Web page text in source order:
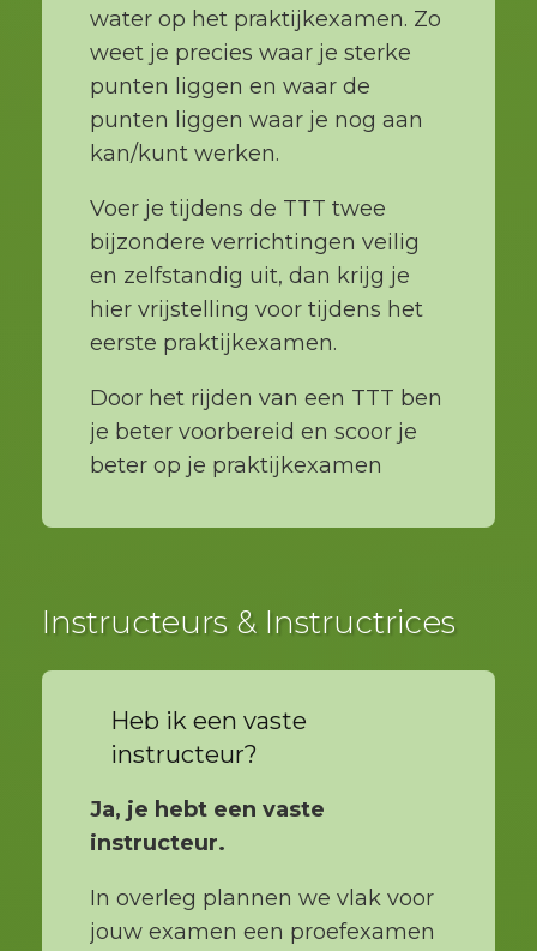
water op het praktijkexamen. Zo
weet je precies waar je sterke
punten liggen en waar de
punten liggen waar je nog aan
kan/kunt werken.
Voer je tijdens de TTT twee
bijzondere verrichtingen veilig
en zelfstandig uit, dan krijg je
hier vrijstelling voor tijdens het
eerste praktijkexamen.
Door het rijden van een TTT ben
je beter voorbereid en scoor je
beter op je praktijkexamen
Instructeurs & Instructrices
Heb ik een vaste
instructeur?
Ja, je hebt een vaste
instructeur.
In overleg plannen we vlak voor
jouw examen een proefexamen